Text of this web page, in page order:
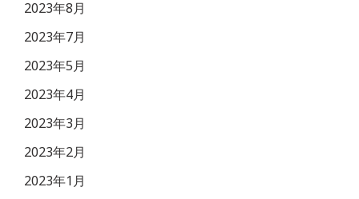
2023年8月
2023年7月
2023年5月
2023年4月
2023年3月
2023年2月
2023年1月